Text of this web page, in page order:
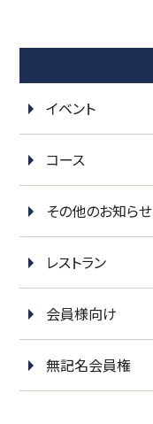
イベント
コース
その他のお知らせ
レストラン
会員様向け
無記名会員権